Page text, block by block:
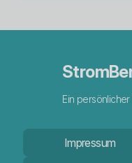
Ein
Impressum